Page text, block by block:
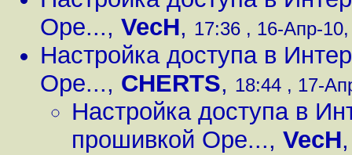
Ope..., VecH, 17:36 , 16-Апр-
Настройка доступа в
Ope..., CHERTS, 18:44 , 17-
Настройка доступа в
прошивкой Ope..., VecH